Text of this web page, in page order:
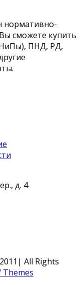
нормативно-
сможете купить
ПНД, РД,
д. 4
All Rights
Themes